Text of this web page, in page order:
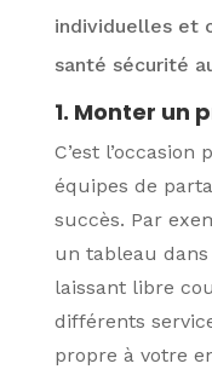
individuelles et
santé sécurité
1. Monter un
C’est
équipes de
succès. Par
un tableau dans
laissant libre
différents
propre à votre